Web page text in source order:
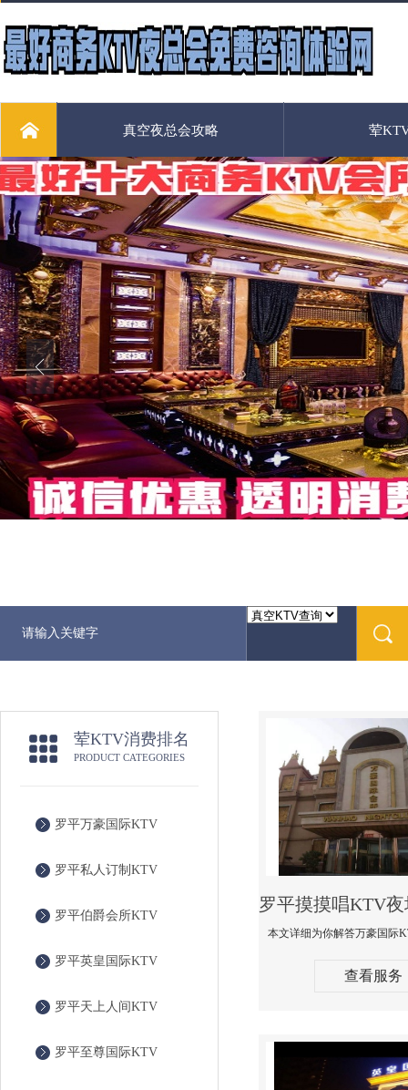
真空夜总会攻略 荤
荤KTV消费排名
PRODUCT CATEGORIES
罗平万豪国际KTV
罗平私人订制KTV
罗平伯爵会所KTV
罗平英皇国际KTV
罗平天上人间KTV
罗平至尊国际KTV
查看服务